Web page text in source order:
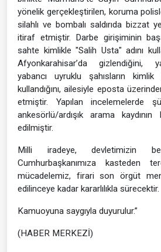
yönelik gerçekleştirilen, koruma
silahlı ve bombalı saldırıda bizzat
itiraf etmiştir. Darbe girişiminin
sahte kimlikle "Salih Usta" adını
Afyonkarahisar’da gizlendiğini,
yabancı uyruklu şahısların
kullandığını, ailesiyle eposta
etmiştir. Yapılan incelemelerde
ankesörlü/ardışık arama
edilmiştir.
Milli iradeye, devletimizin
Cumhurbaşkanımıza kasteden
mücadelemiz, firari son örgüt
edilinceye kadar kararlılıkla sürecektir.
Kamuoyuna saygıyla duyurulur.”
(HABER MERKEZİ)